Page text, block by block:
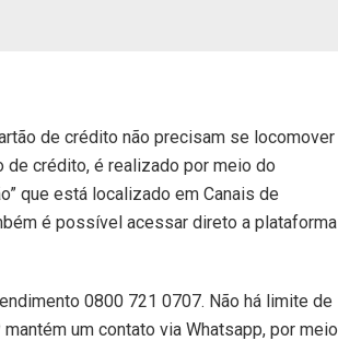
de crédito não precisam se locomover
de crédito, é realizado por meio do
que está localizado em Canais de
é possível acessar direto a plataforma
0800 721 0707. Não há limite de
um contato via Whatsapp, por meio